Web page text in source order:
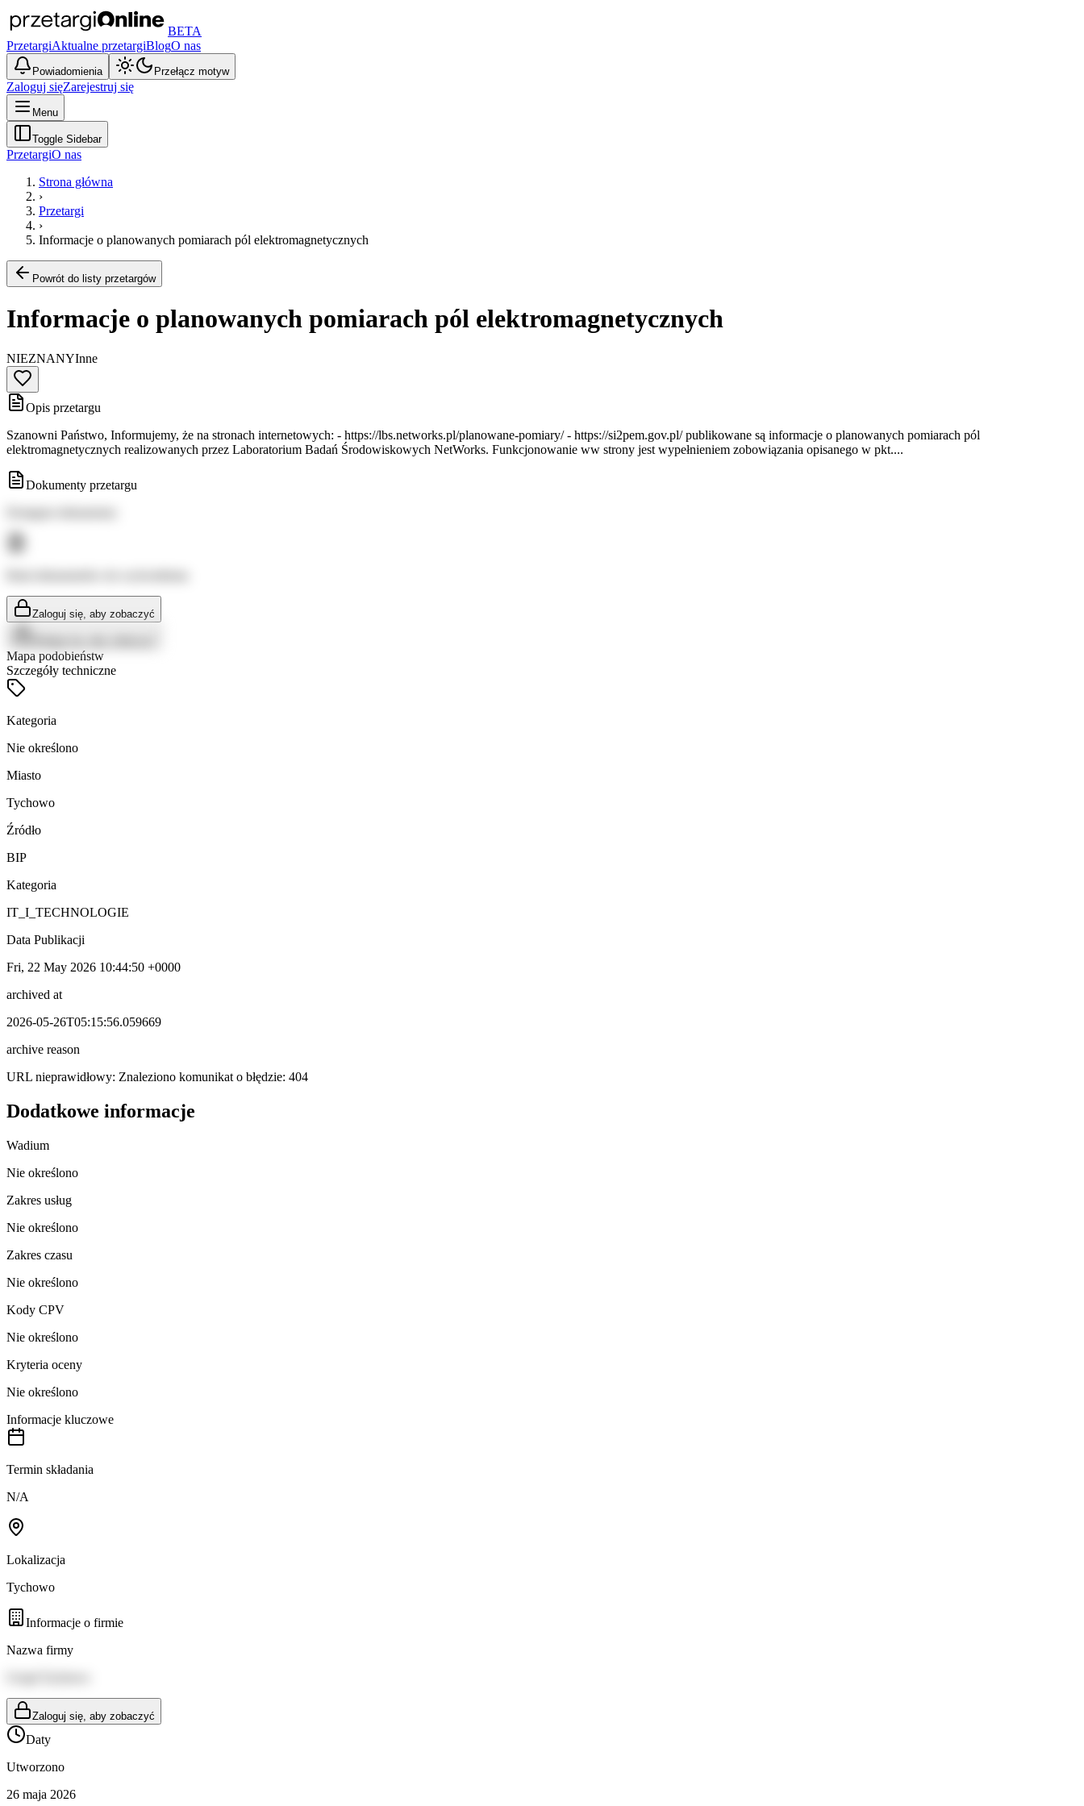
BETA
PrzetargiAktualne przetargiBlogO nas
Powiadomienia Przełącz motyw
Zaloguj sięZarejestruj się
Menu
Toggle Sidebar
PrzetargiO nas
Strona główna
›
Przetargi
›
Informacje o planowanych pomiarach pól elektromagnetycznych
Powrót do listy przetargów
Informacje o planowanych pomiarach pól elektromagnetycznych
NIEZNANYInne
Opis przetargu
Szanowni Państwo, Informujemy, że na stronach internetowych: - https://lbs.networks.pl/planowane-pomiary/ - https://si2pem.gov.pl/ publikowane są informacje o planowanych pomiarach pól
elektromagnetycznych realizowanych przez Laboratorium Badań Środowiskowych NetWorks. Funkcjonowanie ww strony jest wypełnieniem zobowiązania opisanego w pkt....
Dokumenty przetargu
Zaloguj się, aby zobaczyć
Mapa podobieństw
Szczegóły techniczne
Kategoria
Nie określono
Miasto
Tychowo
Źródło
BIP
Kategoria
IT_I_TECHNOLOGIE
Data Publikacji
Fri, 22 May 2026 10:44:50 +0000
archived at
2026-05-26T05:15:56.059669
archive reason
URL nieprawidłowy: Znaleziono komunikat o błędzie: 404
Dodatkowe informacje
Wadium
Nie określono
Zakres usług
Nie określono
Zakres czasu
Nie określono
Kody CPV
Nie określono
Kryteria oceny
Nie określono
Informacje kluczowe
Termin składania
N/A
Lokalizacja
Tychowo
Informacje o firmie
Nazwa firmy
Zaloguj się, aby zobaczyć
Daty
Utworzono
26 maja 2026